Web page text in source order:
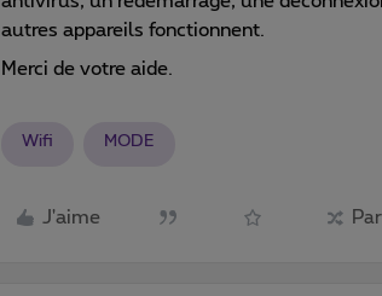
autres appareils fonctionnent.
Merci de votre aide.
Wifi MODE
J'aime